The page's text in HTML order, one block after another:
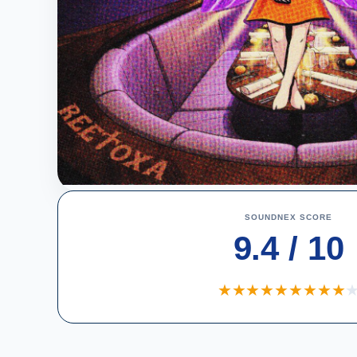
SOUNDNEX SCORE
9.4 / 10
★★★★★★★★★